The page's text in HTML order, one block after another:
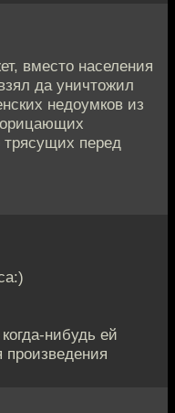
вместо населения
да уничтожил
недоумков из
трясущих перед
нибудь ей